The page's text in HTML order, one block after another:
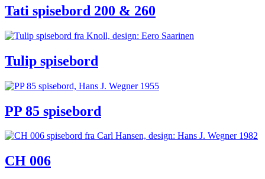
Tati spisebord 200 & 260
Tulip spisebord
PP 85 spisebord
CH 006